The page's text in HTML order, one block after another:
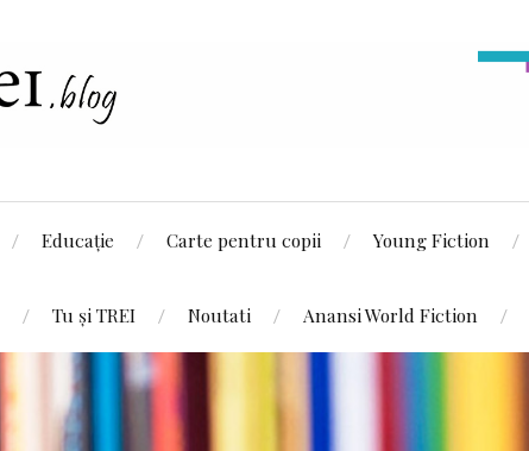
Educație Carte pentru copii Young Fiction
Tu și TREI Noutati Anansi World Fiction